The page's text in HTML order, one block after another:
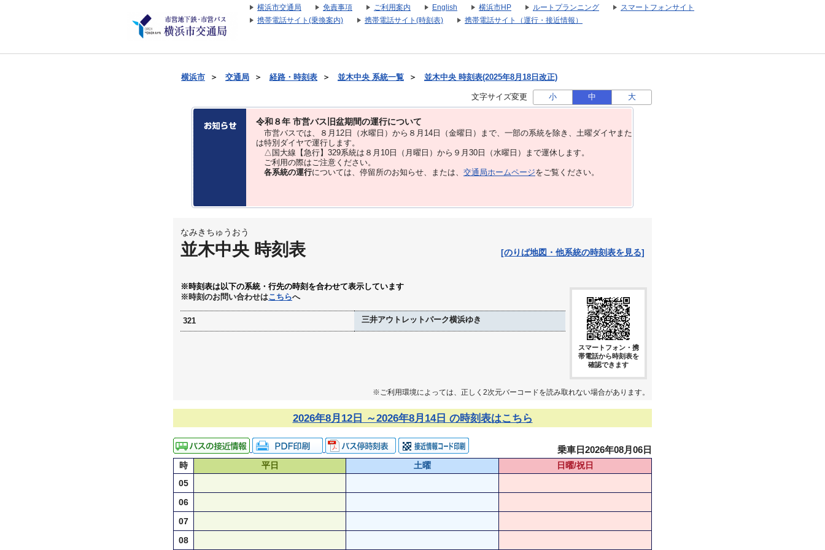
横浜市交通局 免責事項 ご利用案内 English 横浜市HP ルートプランニング
スマートフォンサイト
携帯電話サイト(乗換案内)
携帯電話サイト(時刻表) 携帯電話サイト（運行・接近情報）
横浜市 ＞ 交通局 ＞ 経路・時刻表 ＞ 並木中央 系統一覧 ＞ 並木中央 時刻表(2025年8月18日改正)
文字サイズ変更 小 中 大
令和８年 市営バス旧盆期間の運行について
市営バスでは、８⽉12⽇（水曜日）から８⽉14⽇（金曜日）まで、⼀部の系統を除き、⼟曜ダイヤまた
は特別ダイヤで運⾏します。
△国大線【急行】329系統は８月10日（月曜日）から９月30日（水曜日）まで運休します。
ご利用の際はご注意ください。
各系統の運行については、停留所のお知らせ、または、 交通局ホームページをご覧ください。
なみきちゅうおう
並木中央 時刻表 [のりば地図・他系統の時刻表を見る]
※時刻表は以下の系統・行先の時刻を合わせて表示しています
※時刻のお問い合わせはこちらへ
321 三井アウトレットパーク横浜ゆき
スマートフォン・携
帯電話から時刻表を
確認できます
※ご利用環境によっては、正しく2次元バーコードを読み取れない場合があります。
2026年8月12日 ～2026年8月14日 の時刻表はこちら
乗車日2026年08月06日
時 平日 土曜
日曜/祝日
05
06
07
08